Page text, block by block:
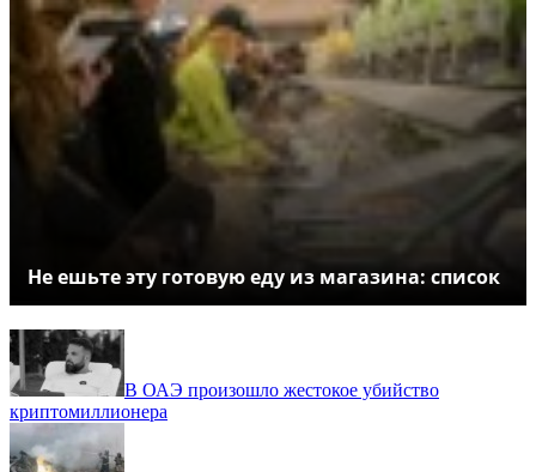
Не ешьте эту готовую еду из магазина: список
В ОАЭ произошло жестокое убийство
криптомиллионера